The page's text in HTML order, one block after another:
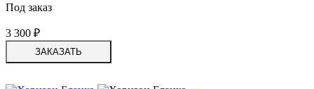
Под заказ
3 300 ₽
ЗАКАЗАТЬ